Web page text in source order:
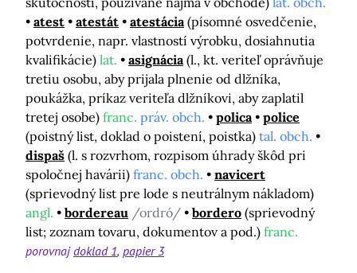
atest
atestát atestácia (písomné osvedčenie,
potvrdenie, napr. vlastností výrobku, dosiahnutia
kvalifikácie) lat. asignácia (l., kt. veriteľ oprávňuje
tretiu osobu, aby prijala plnenie od dlžníka,
poukážka, príkaz veriteľa dlžníkovi, aby zaplatil
tretej osobe) franc. práv. obch. polica
police
(poistný list, doklad o poistení, poistka) tal. obch.
dispaš (l. s rozvrhom, rozpisom úhrady škôd pri
spoločnej havárii) franc. obch.
navicert
(sprievodný list pre lode s neutrálnym nákladom)
angl.
bordereau /ordró/ bordero (sprievodný
list; zoznam tovaru, dokumentov a pod.) franc.
porovnajdoklad 1 papier 3